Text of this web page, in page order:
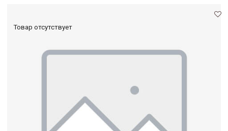
Товар отсутствует